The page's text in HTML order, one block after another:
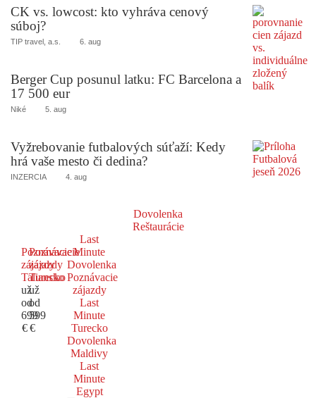
CK vs. lowcost: kto vyhráva cenový
súboj?
TIP travel, a.s. 6. aug
Berger Cup posunul latku: FC Barcelona a
17 500 eur
Niké 5. aug
Vyžrebovanie futbalových súťaží: Kedy
hrá vaše mesto či dedina?
INZERCIA 4. aug
Dovolenka
Reštaurácie
Poznávacie
zájazdy
Taliansko
už
od
699
€
Poznávacie
zájazdy
Turecko
už
od
599
€
Last
Minute
Dovolenka
Poznávacie
zájazdy
Last
Minute
Turecko
Dovolenka
Maldivy
Last
Minute
Egypt